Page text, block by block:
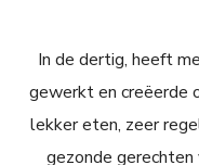
In de dertig, heeft
gewerkt en creëerde
lekker eten, zeer
gezonde